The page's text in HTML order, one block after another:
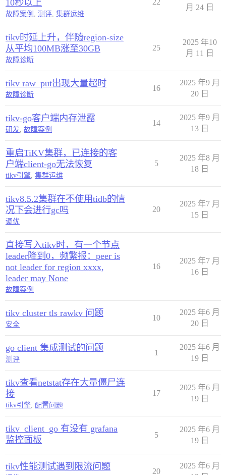
10秒以上
故障案例 , 测评, 集群运维
22
月 24 日
tikv时延上升，伴随region-size
从平均100MB涨至30GB
故障诊断
25
2025 年10
月 11 日
tikv raw_put出现大量超时
故障诊断
16
2025 年9 月
20 日
tikv-go客户端内存泄露
研发, 故障案例
14
2025 年9 月
13 日
重启TiKV集群，已连接的客
户端client-go无法恢复
tikv引擎, 集群运维
5
2025 年8 月
18 日
tikv8.5.2集群在不使用tidb的情
况下会进行gc吗
调优
20
2025 年7 月
15 日
直接写入tikv时，有一个节点
leader降到0，频繁报：peer is
not leader for region xxxx,
leader may None
故障案例
16
2025 年7 月
16 日
tikv cluster tls rawkv 问题
安全
10
2025 年6 月
20 日
go client 集成测试的问题
测评
1
2025 年6 月
19 日
tikv查看netstat存在大量僵尸连
接
tikv引擎, 配置问题
17
2025 年6 月
19 日
tikv_client_go 有没有 grafana
监控面板
5
2025 年6 月
19 日
tikv性能测试遇到限流问题 20
2025 年6 月